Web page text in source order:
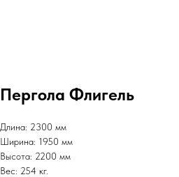
Пергола Флигель
Длина: 2300 мм
Ширина: 1950 мм
Высота: 2200 мм
Вес: 254 кг.